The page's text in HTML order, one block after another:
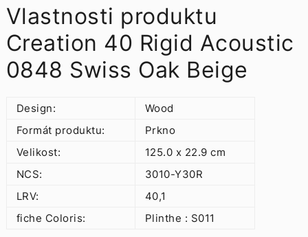
Vlastnosti produktu
Creation 40 Rigid Acoustic
0848 Swiss Oak Beige
Design:
Wood
Formát produktu:
Prkno
Velikost:
125.0 x 22.9 cm
NCS:
3010-Y30R
LRV:
40,1
fiche Coloris:
Plinthe : S011